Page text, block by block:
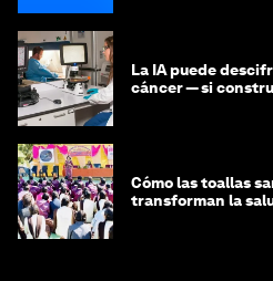
La IA puede
cáncer — si
Cómo las toallas
transforman la